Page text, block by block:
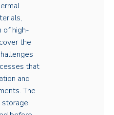
of high-
the
that
and
The